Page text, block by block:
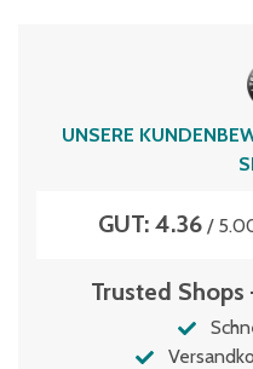
UNSERE
GUT: 4.36/
Trusted